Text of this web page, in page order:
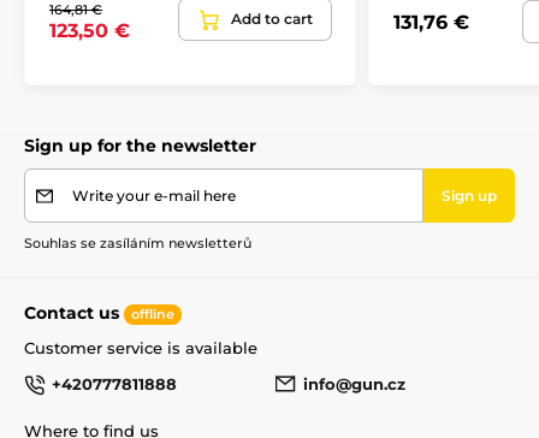
164,81 €
123,50 €
Add to cart 131,76 €
Sign up for the newsletter
Write your e-mail here Sign up
Souhlas se zasíláním newsletterů
Contact us offline
Customer service is available
+420777811888
info@gun.cz
Where to find us